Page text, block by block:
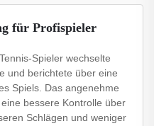
für Profispieler
Spieler wechselte
und berichtete über eine
Spiels. Das angenehme
bessere Kontrolle über
Schlägen und weniger